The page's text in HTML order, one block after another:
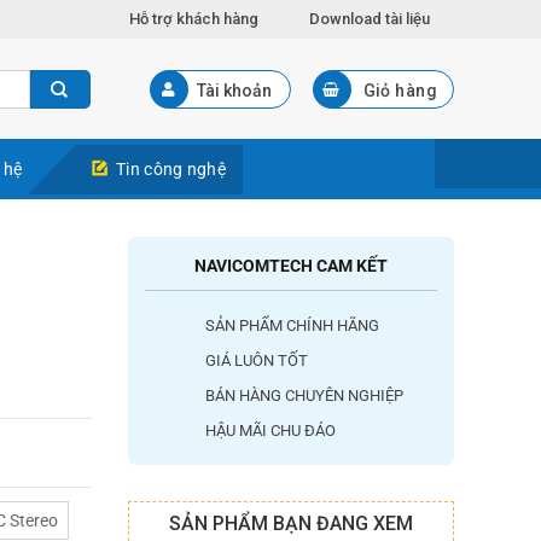
Hỗ trợ khách hàng Download tài liệu
Tài khoản Giỏ hàng
Tin công nghệ
NAVICOMTECH CAM KẾT
SẢN PHẨM CHÍNH HÃNG
GIÁ LUÔN TỐT
BÁN HÀNG CHUYÊN NGHIỆP
HẬU MÃI CHU ĐÁO
SẢN PHẨM BẠN ĐANG XEM
Stereo